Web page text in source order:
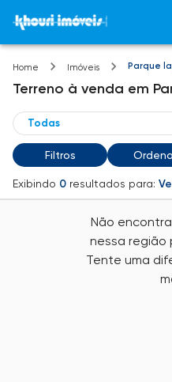
Home Imóveis Parque
Terreno à venda em
Filtros
Exibindo 0 resultados para:
Não
nessa região
Tente uma